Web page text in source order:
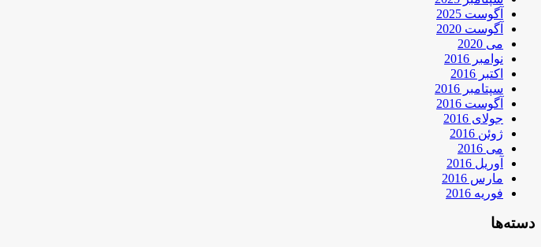
آگوست 2025
آگوست 2020
می 2020
نوامبر 2016
اکتبر 2016
سپتامبر 2016
آگوست 2016
جولای 2016
ژوئن 2016
می 2016
آوریل 2016
مارس 2016
فوریه 2016
دسته‌ها